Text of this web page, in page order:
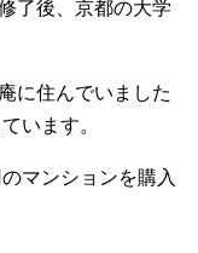
了後、京都の大学
に住んでいました
います。
マンションを購入